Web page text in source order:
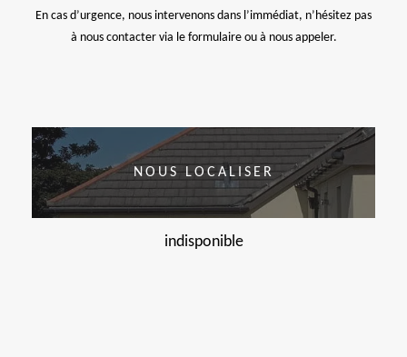
En cas d’urgence, nous intervenons dans l’immédiat, n’hésitez pas
à nous contacter via le formulaire ou à nous appeler.
NOUS LOCALISER
indisponible